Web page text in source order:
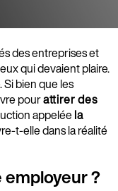
des entreprises et
qui devaient plaire.
Si bien que les
pourattirer des
appeléela
t-elle dans la réalité
employeur ?